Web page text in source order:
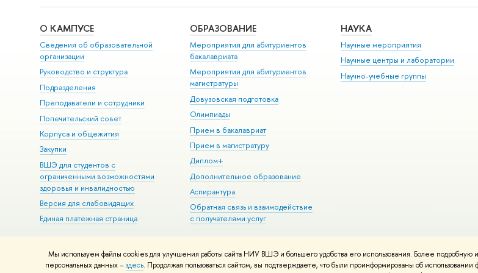
Мы используем файлы cookies для улучшения работы сайта НИУ ВШЭ и большего удобства его использования. Более подробную
персональных данных –здесь. Продолжая пользоваться сайтом, вы подтверждаете, что были проинформированы об
О КАМПУСЕ
Сведения об образовательной
организации
Руководство и структура
Подразделения
Преподаватели и сотрудники
Попечительский совет
Корпуса и общежития
Закупки
ВШЭ для студентов с
ограниченными возможностями
здоровья и инвалидностью
Версия для слабовидящих
Единая платежная страница
ОБРАЗОВАНИЕ
Мероприятия для абитуриентов
бакалавриата
Мероприятия для абитуриентов
магистратуры
Довузовская подготовка
Олимпиады
Прием в бакалавриат
Прием в магистратуру
Диплом+
Дополнительное образование
Аспирантура
Обратная связь и взаимодействие
с получателями услуг
НАУКА
Научные мероприятия
Научные центры и лаборатории
Научно-учебные группы
© НИУ ВШЭ 1993–2026 Адреса и контакты Условия использования материалов Политика конфиденциальности Карта
Шрифты HSE Sans и HSE Slab разработаны вШколе дизайна НИУ ВШЭ